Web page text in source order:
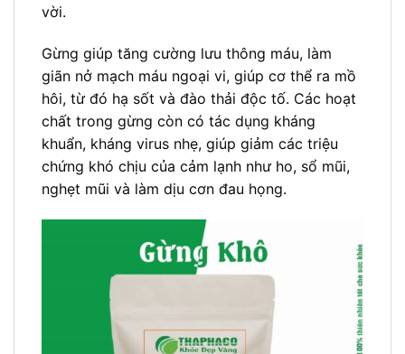
vời.
Gừng giúp tăng cường lưu thông máu, làm
giãn nở mạch máu ngoại vi, giúp cơ thể ra mồ
hôi, từ đó hạ sốt và đào thải độc tố. Các hoạt
chất trong gừng còn có tác dụng kháng
khuẩn, kháng virus nhẹ, giúp giảm các triệu
chứng khó chịu của cảm lạnh như ho, sổ mũi,
nghẹt mũi và làm dịu cơn đau họng.